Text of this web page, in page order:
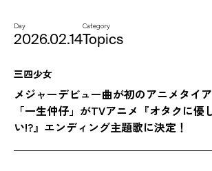
Day
2026.02.14
Category
Topics
三四少女
メジャーデビュー曲が初のアニメタイ
「一生仲仔」がTVアニメ『オタクに優
い!?』エンディング主題歌に決定！